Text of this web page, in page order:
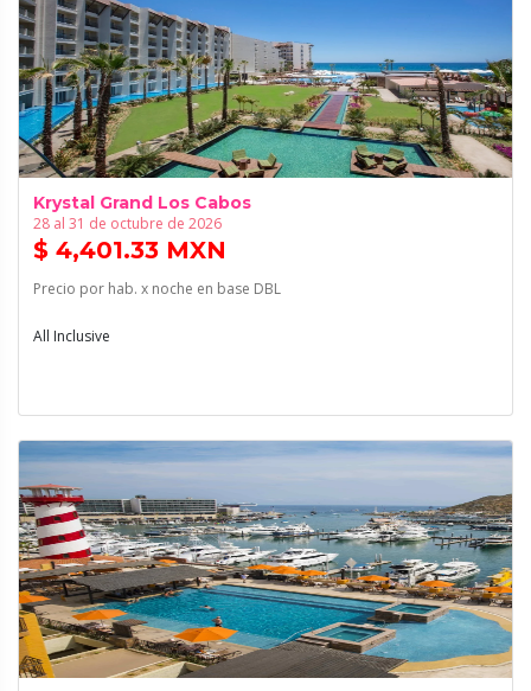
Krystal Grand Los Cabos
28 al 31 de octubre de 2026
$ 4,401.33 MXN
Precio por hab. x noche en base DBL
All Inclusive